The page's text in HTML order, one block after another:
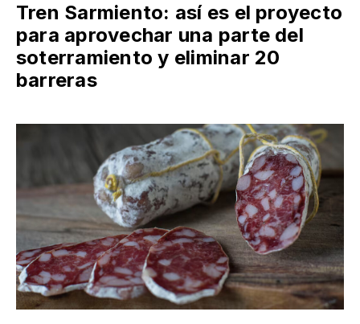
Tren Sarmiento: así es el proyecto
para aprovechar una parte del
soterramiento y eliminar 20
barreras